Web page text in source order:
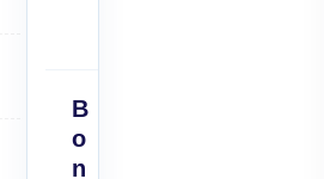
B
o
n